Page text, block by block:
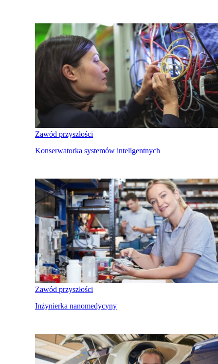
Zawód przyszłości
Konserwatorka systemów inteligentnych
Zawód przyszłości
Inżynierka nanomedycyny